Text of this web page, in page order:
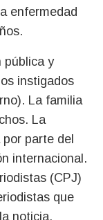
enfermedad
pública y
instigados
La familia
La
parte del
internacional.
(CPJ)
que
noticia,